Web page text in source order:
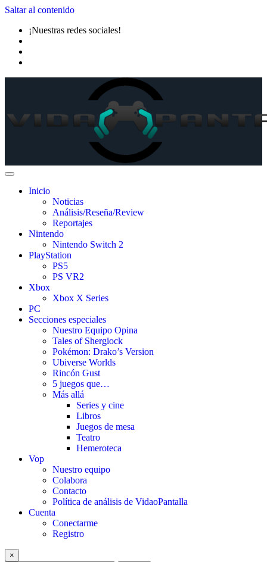
Saltar al contenido
¡Nuestras redes sociales!
Inicio
Noticias
Análisis/Reseña/Review
Reportajes
Nintendo
Nintendo Switch 2
PlayStation
PS5
PS VR2
Xbox
Xbox X Series
PC
Secciones especiales
Nuestro Equipo Opina
Tales of Shergiock
Pokémon: Drako’s Version
Ubiverse Worlds
Rincón Gust
5 juegos que…
Más allá
Series y cine
Libros
Juegos de mesa
Teatro
Hemeroteca
Vop
Nuestro equipo
Colabora
Contacto
Política de análisis de VidaoPantalla
Cuenta
Conectarme
Registro
×